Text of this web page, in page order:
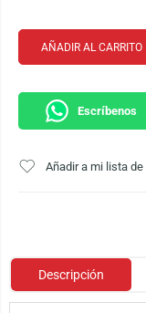
AÑADIR AL CARRITO
Escríbenos
Añadir a mi lista
Descripción